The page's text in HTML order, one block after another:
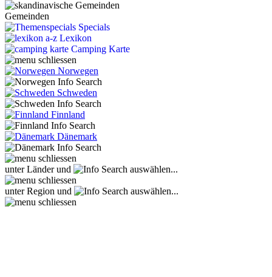
Gemeinden
Specials
Lexikon
Camping Karte
Norwegen
Schweden
Finnland
Dänemark
unter Länder und auswählen...
unter Region und auswählen...